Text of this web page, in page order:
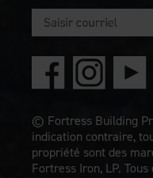
© Fortress Building
indication contraire,
propriété sont des
Fortress Iron, LP.